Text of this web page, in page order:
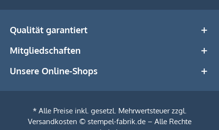
Qualität garantiert
Mitgliedschaften
Unsere Online-Shops
* Alle Preise inkl. gesetzl. Mehrwertsteuer zzgl.
Versandkosten © stempel-fabrik.de – Alle Rechte